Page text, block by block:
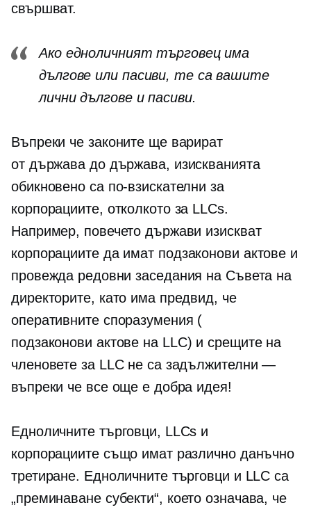
свършват.
Ако едноличният търговец има
дългове или пасиви, те са вашите
лични дългове и пасиви.
Въпреки че законите ще варират
от държава до държава, изискванията
обикновено са по-взискателни за
корпорациите, отколкото за LLCs.
Например, повечето държави изискват
корпорациите да имат подзаконови актове и
провежда редовни заседания на Съвета на
директорите, като има предвид, че
оперативните споразумения (
подзаконови актове на LLC) и срещите на
членовете за LLC не са задължителни —
въпреки че все още е добра идея!
Едноличните търговци, LLCs и
корпорациите също имат различно данъчно
третиране. Едноличните търговци и LLC са
„преминаванесубекти“, което означава, че